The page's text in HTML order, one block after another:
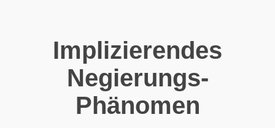
Implizierendes
Negierungs-
Phänomen